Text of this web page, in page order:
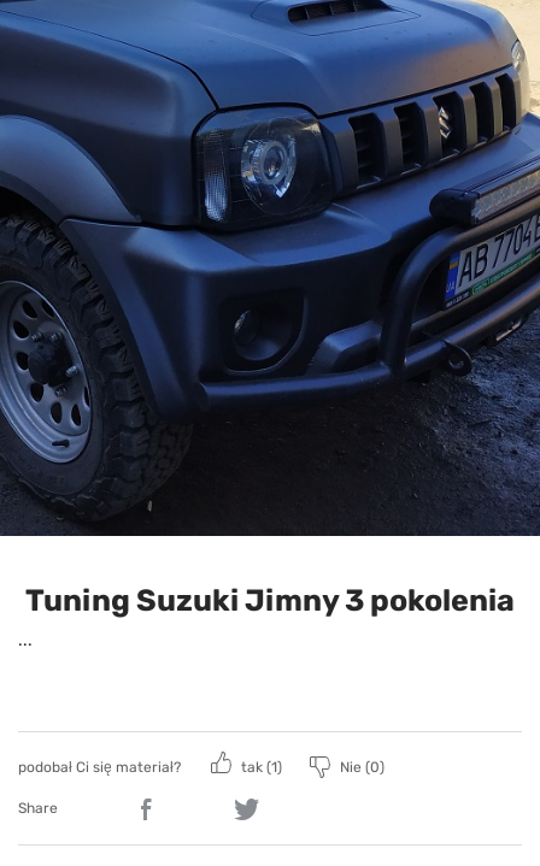
Tuning Suzuki Jimny 3 pokolenia
...
podobał Ci się materiał? tak (1) Nie (0)
Share